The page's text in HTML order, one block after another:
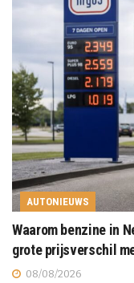
AUTONIEUWS
Waarom benzine in
grote prijsverschil
08/08/2026